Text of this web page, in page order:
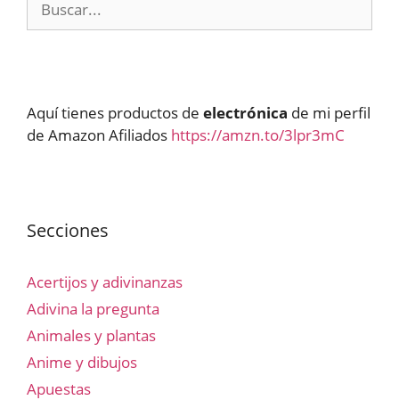
Aquí tienes productos de electrónica de mi perfil
de Amazon Afiliados https://amzn.to/3lpr3mC
Secciones
Acertijos y adivinanzas
Adivina la pregunta
Animales y plantas
Anime y dibujos
Apuestas